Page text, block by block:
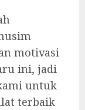
motivasi
ini, jadi
untuk
terbaik